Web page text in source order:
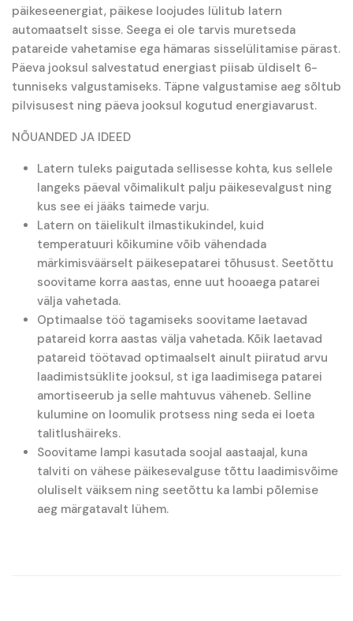
päikeseenergiat, päikese loojudes lülitub latern
automaatselt sisse. Seega ei ole tarvis muretseda
patareide vahetamise ega hämaras sisselülitamise pärast.
Päeva jooksul salvestatud energiast piisab üldiselt 6-
tunniseks valgustamiseks. Täpne valgustamise aeg sõltub
pilvisusest ning päeva jooksul kogutud energiavarust.
NÕUANDED JA IDEED
Latern tuleks paigutada sellisesse kohta, kus sellele
langeks päeval võimalikult palju päikesevalgust ning
kus see ei jääks taimede varju.
Latern on täielikult ilmastikukindel, kuid
temperatuuri kõikumine võib vähendada
märkimisväärselt päikesepatarei tõhusust. Seetõttu
soovitame korra aastas, enne uut hooaega patarei
välja vahetada.
Optimaalse töö tagamiseks soovitame laetavad
patareid korra aastas välja vahetada. Kõik laetavad
patareid töötavad optimaalselt ainult piiratud arvu
laadimistsüklite jooksul, st iga laadimisega patarei
amortiseerub ja selle mahtuvus väheneb. Selline
kulumine on loomulik protsess ning seda ei loeta
talitlushäireks.
Soovitame lampi kasutada soojal aastaajal, kuna
talviti on vähese päikesevalguse tõttu laadimisvõime
oluliselt väiksem ning seetõttu ka lambi põlemise
aeg märgatavalt lühem.